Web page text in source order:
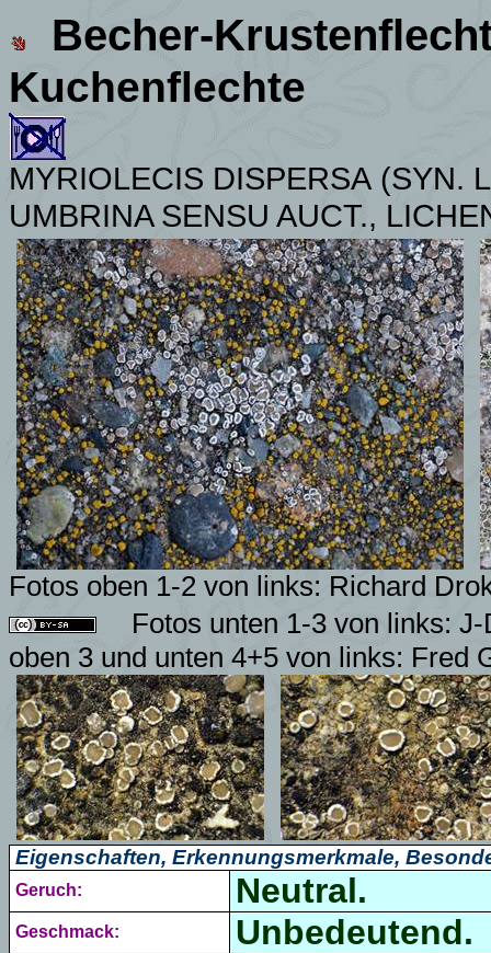
Becher-
Kuchenflechte
MYRIOLECIS DISPERSA (SYN.
UMBRINA SENSU AUCT.,
Fotos oben 1-2 von links: Richard
Fotos unten 1-3 von links:
oben 3 und unten 4+5 von links: Fred
Eigenschaften, Erkennungsmerkmale,
Geruch: Neutral.
Geschmack: Unbedeutend.